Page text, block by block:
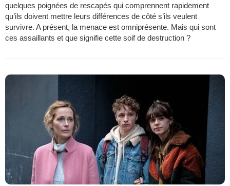
quelques poignées de rescapés qui comprennent rapidement
qu’ils doivent mettre leurs différences de côté s’ils veulent
survivre. A présent, la menace est omniprésente. Mais qui sont
ces assaillants et que signifie cette soif de destruction ?